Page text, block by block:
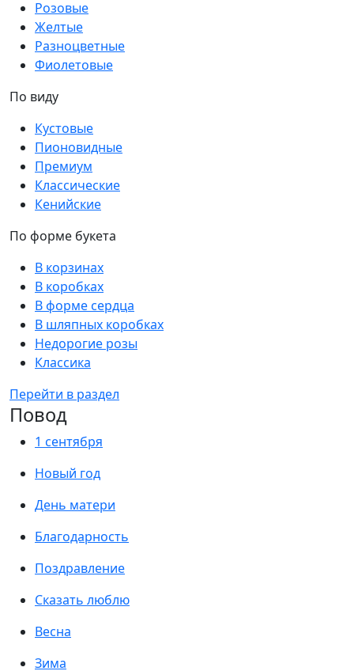
Розовые
Желтые
Разноцветные
Фиолетовые
По виду
Кустовые
Пионовидные
Премиум
Классические
Кенийские
По форме букета
В корзинах
В коробках
В форме сердца
В шляпных коробках
Недорогие розы
Классика
Перейти в раздел
Повод
1 сентября
Новый год
День матери
Благодарность
Поздравление
Сказать люблю
Весна
Зима